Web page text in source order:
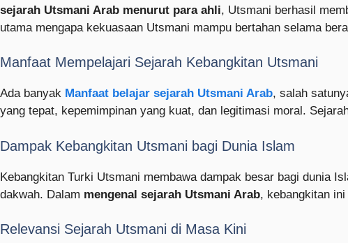
sejarah Utsmani Arab menurut para ahli, Utsmani berhasil
utama mengapa kekuasaan Utsmani mampu bertahan selama
Manfaat Mempelajari Sejarah Kebangkitan Utsmani
Ada banyak Manfaat belajar sejarah Utsmani Arab, salah
yang tepat, kepemimpinan yang kuat, dan legitimasi moral.
Dampak Kebangkitan Utsmani bagi Dunia Islam
Kebangkitan Turki Utsmani membawa dampak besar bagi dunia
dakwah. Dalam mengenal sejarah Utsmani Arab, kebangkitan
Relevansi Sejarah Utsmani di Masa Kini